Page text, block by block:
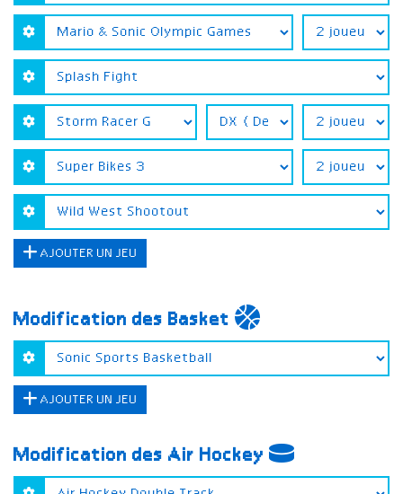
AJOUTER UN JEU
Modification des Basket
AJOUTER UN JEU
Modification des Air Hockey